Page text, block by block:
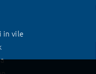
in vile